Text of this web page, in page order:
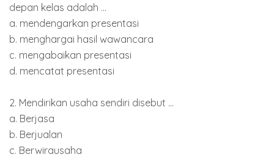
depan kelas adalah ...
a. mendengarkan presentasi
b. menghargai hasil wawancara
c. mengabaikan presentasi
d. mencatat presentasi
2. Mendirikan usaha sendiri disebut ...
a. Berjasa
b. Berjualan
c. Berwirausaha